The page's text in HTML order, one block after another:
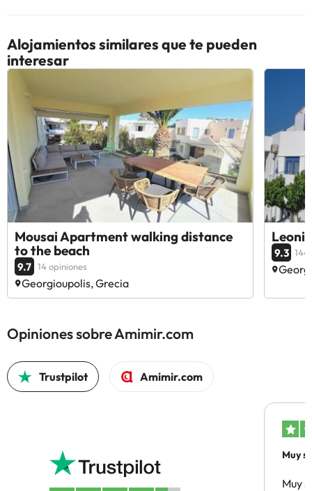
Alojamientos similares que te pueden
interesar
Mousai Apartment walking distance
to the beach
9.7 14 opiniones
Georgioupolis, Grecia
9.3 144
Opiniones sobre Amimir.com
Trustpilot Amimir.com
Muy
Muy